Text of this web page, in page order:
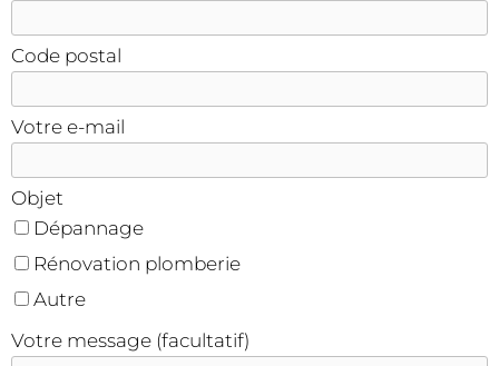
Code postal
Votre e-mail
Objet
Dépannage
Rénovation plomberie
Autre
Votre message (facultatif)